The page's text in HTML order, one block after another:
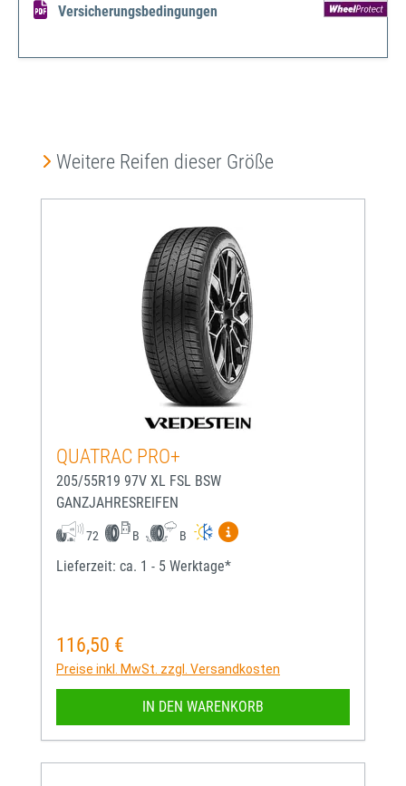
Versicherungsbedingungen
Produktgalerie überspringen
Weitere Reifen dieser Größe
QUATRAC PRO+
205/55R19 97V XL FSL BSW
GANZJAHRESREIFEN
72 B B
Mehr Informationen zum
Lieferzeit: ca. 1 - 5 Werktage*
Regulärer Preis:
116,50 €
Preise inkl. MwSt. zzgl. Versandkosten
IN DEN WARENKORB